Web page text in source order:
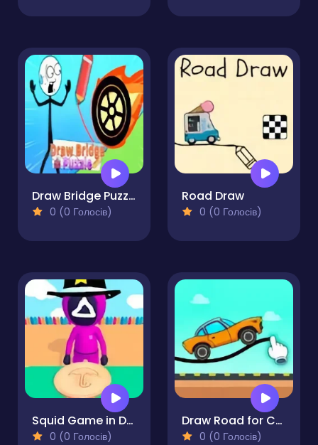
Draw Bridge Puzzle
0 (0 Голосів)
Road Draw
0 (0 Голосів)
Squid Game in Dalgona Panic
0 (0 Голосів)
Draw Road for Car
0 (0 Голосів)